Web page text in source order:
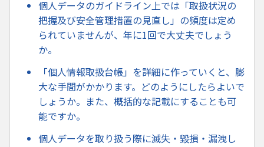
個人データのガイドライン上では「取扱状況の
把握及び安全管理措置の見直し」の頻度は定め
られていませんが、年に1回で大丈夫でしょう
か。
「個人情報取扱台帳」を詳細に作っていくと、膨
大な手間がかかります。どのようにしたらよいで
しょうか。また、概括的な記載にすることも可
能ですか。
個人データを取り扱う際に滅失・毀損・漏洩し